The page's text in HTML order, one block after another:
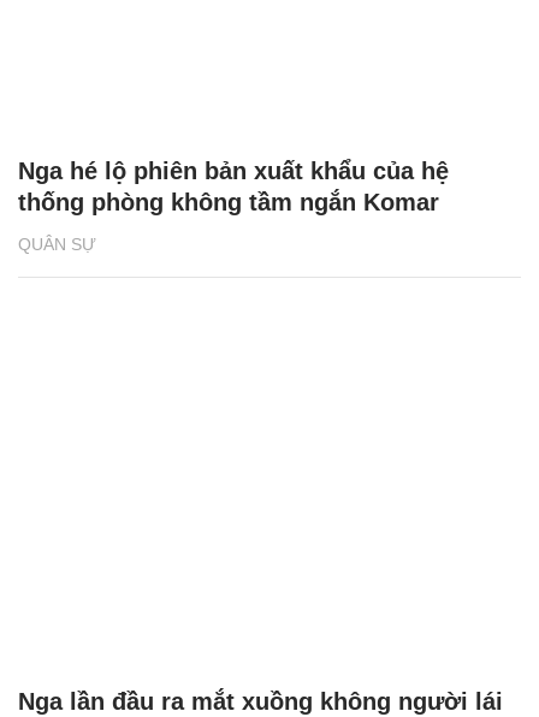
QUÂN SỰ
Nga hé lộ phiên bản xuất khẩu của hệ
thống phòng không tầm ngắn Komar
Nga lần đầu ra mắt xuồng không người lái